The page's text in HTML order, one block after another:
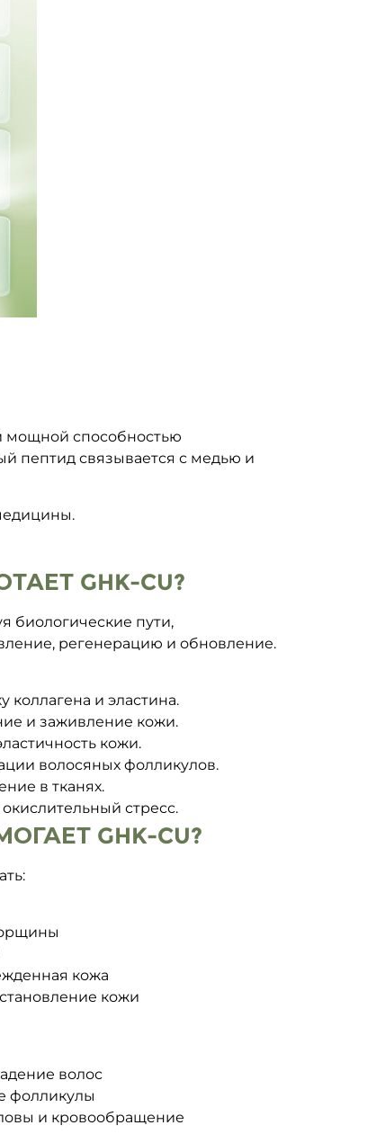
мощной способностью
пептид связывается с медью и
GHK-CU?
биологические пути,
регенерацию и обновление.
коллагена и эластина.
и заживление кожи.
кожи.
волосяных фолликулов.
в тканях.
стресс.
GHK-CU?
кожа
кожи
волос
фолликулы
и кровообращение